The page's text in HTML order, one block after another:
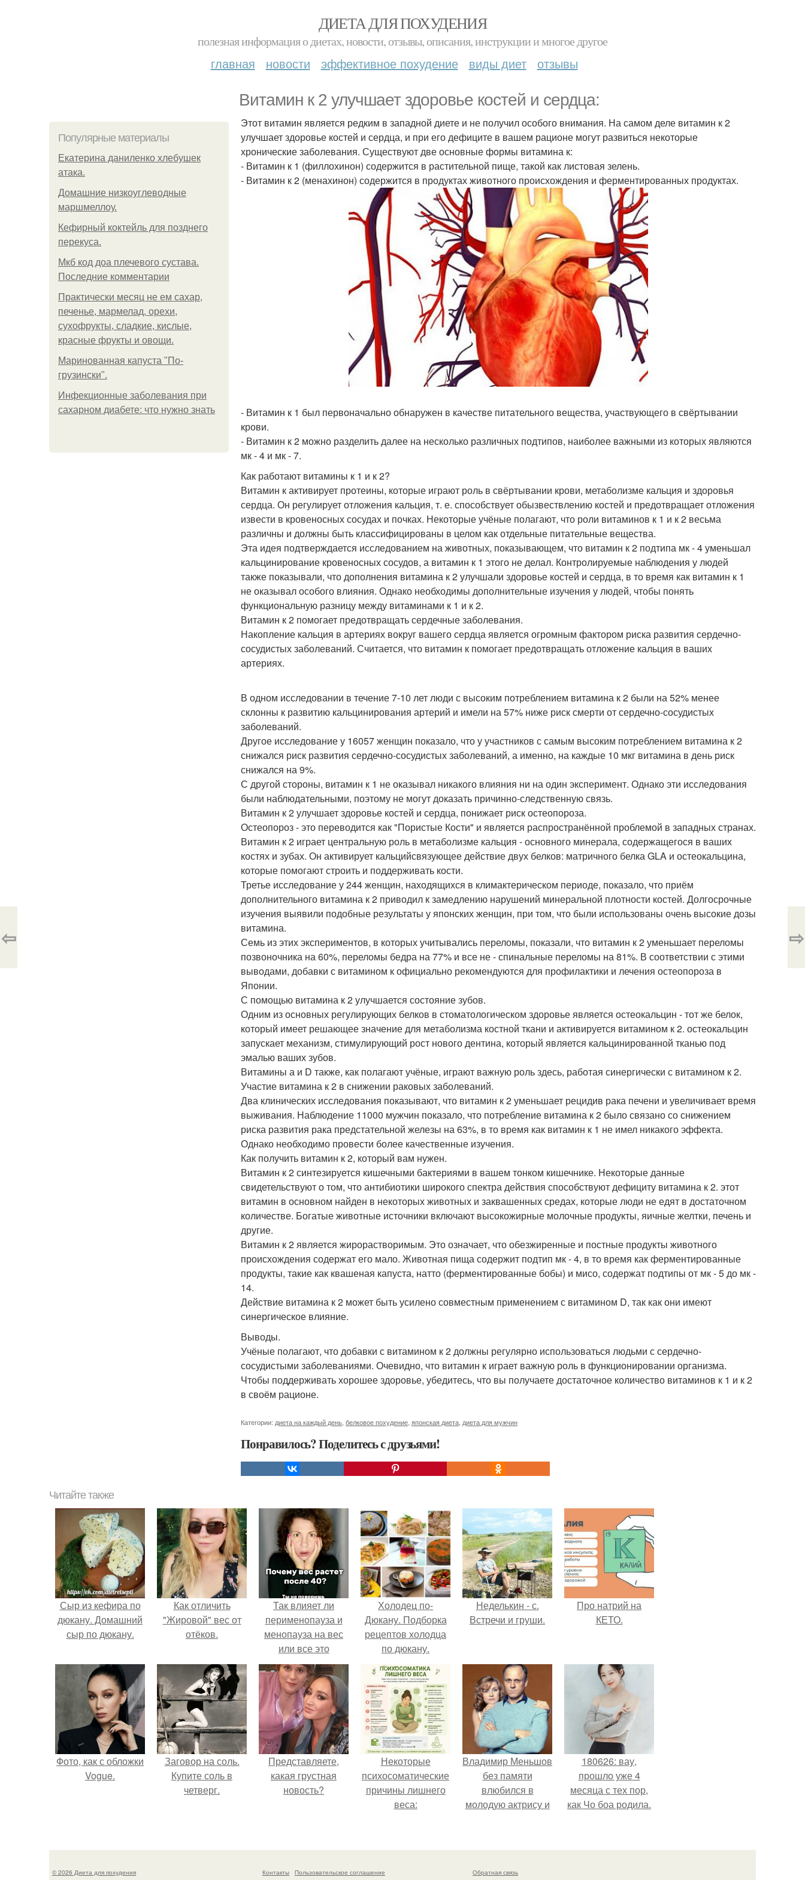
ДИЕТА ДЛЯ ПОХУДЕНИЯ
полезная информация о диетах, новости, отзывы, описания, инструкции и многое другое
главная новости эффективное похудение виды диет отзывы
Витамин к 2 улучшает здоровье костей и сердца:
Популярные материалы
Екатерина даниленко хлебушек
атака.
Домашние низкоуглеводные
маршмеллоу.
Кефирный коктейль для позднего
перекуса.
Мкб код доа плечевого сустава.
Последние комментарии
Практически месяц не ем сахар,
печенье, мармелад, орехи,
сухофрукты, сладкие, кислые,
красные фрукты и овощи.
Маринованная капуста "По-
грузински".
Инфекционные заболевания при
сахарном диабете: что нужно знать
Этот витамин является редким в западной диете и не получил особого внимания. На самом деле витамин к 2
улучшает здоровье костей и сердца, и при его дефиците в вашем рационе могут развиться некоторые
хронические заболевания. Существуют две основные формы витамина к:
- Витамин к 1 (филлохинон) содержится в растительной пище, такой как листовая зелень.
- Витамин к 2 (менахинон) содержится в продуктах животного происхождения и ферментированных продуктах.
- Витамин к 1 был первоначально обнаружен в качестве питательного вещества, участвующего в свёртывании
крови.
- Витамин к 2 можно разделить далее на несколько различных подтипов, наиболее важными из которых являются
мк - 4 и мк - 7.
Как работают витамины к 1 и к 2?
Витамин к активирует протеины, которые играют роль в свёртывании крови, метаболизме кальция и здоровья
сердца. Он регулирует отложения кальция, т. е. способствует обызвествлению костей и предотвращает отложения
извести в кровеносных сосудах и почках. Некоторые учёные полагают, что роли витаминов к 1 и к 2 весьма
различны и должны быть классифицированы в целом как отдельные питательные вещества.
Эта идея подтверждается исследованием на животных, показывающем, что витамин к 2 подтипа мк - 4 уменьшал
кальцинирование кровеносных сосудов, а витамин к 1 этого не делал. Контролируемые наблюдения у людей
также показывали, что дополнения витамина к 2 улучшали здоровье костей и сердца, в то время как витамин к 1
не оказывал особого влияния. Однако необходимы дополнительные изучения у людей, чтобы понять
функциональную разницу между витаминами к 1 и к 2.
Витамин к 2 помогает предотвращать сердечные заболевания.
Накопление кальция в артериях вокруг вашего сердца является огромным фактором риска развития сердечно-
сосудистых заболеваний. Считается, что витамин к помогает предотвращать отложение кальция в ваших
артериях.
В одном исследовании в течение 7-10 лет люди с высоким потреблением витамина к 2 были на 52% менее
склонны к развитию кальцинирования артерий и имели на 57% ниже риск смерти от сердечно-сосудистых
заболеваний.
Другое исследование у 16057 женщин показало, что у участников с самым высоким потреблением витамина к 2
снижался риск развития сердечно-сосудистых заболеваний, а именно, на каждые 10 мкг витамина в день риск
снижался на 9%.
С другой стороны, витамин к 1 не оказывал никакого влияния ни на один эксперимент. Однако эти исследования
были наблюдательными, поэтому не могут доказать причинно-следственную связь.
Витамин к 2 улучшает здоровье костей и сердца, понижает риск остеопороза.
Остеопороз - это переводится как "Пористые Кости" и является распространённой проблемой в западных странах.
Витамин к 2 играет центральную роль в метаболизме кальция - основного минерала, содержащегося в ваших
костях и зубах. Он активирует кальцийсвязующее действие двух белков: матричного белка GLA и остеокальцина,
которые помогают строить и поддерживать кости.
Третье исследование у 244 женщин, находящихся в климактерическом периоде, показало, что приём
дополнительного витамина к 2 приводил к замедлению нарушений минеральной плотности костей. Долгосрочные
изучения выявили подобные результаты у японских женщин, при том, что были использованы очень высокие дозы
витамина.
Семь из этих экспериментов, в которых учитывались переломы, показали, что витамин к 2 уменьшает переломы
позвоночника на 60%, переломы бедра на 77% и все не - спинальные переломы на 81%. В соответствии с этими
выводами, добавки с витамином к официально рекомендуются для профилактики и лечения остеопороза в
Японии.
С помощью витамина к 2 улучшается состояние зубов.
Одним из основных регулирующих белков в стоматологическом здоровье является остеокальцин - тот же белок,
который имеет решающее значение для метаболизма костной ткани и активируется витамином к 2. остеокальцин
запускает механизм, стимулирующий рост нового дентина, который является кальцинированной тканью под
эмалью ваших зубов.
Витамины а и D также, как полагают учёные, играют важную роль здесь, работая синергически с витамином к 2.
Участие витамина к 2 в снижении раковых заболеваний.
Два клинических исследования показывают, что витамин к 2 уменьшает рецидив рака печени и увеличивает время
выживания. Наблюдение 11000 мужчин показало, что потребление витамина к 2 было связано со снижением
риска развития рака предстательной железы на 63%, в то время как витамин к 1 не имел никакого эффекта.
Однако необходимо провести более качественные изучения.
Как получить витамин к 2, который вам нужен.
Витамин к 2 синтезируется кишечными бактериями в вашем тонком кишечнике. Некоторые данные
свидетельствуют о том, что антибиотики широкого спектра действия способствуют дефициту витамина к 2. этот
витамин в основном найден в некоторых животных и заквашенных средах, которые люди не едят в достаточном
количестве. Богатые животные источники включают высокожирные молочные продукты, яичные желтки, печень и
другие.
Витамин к 2 является жирорастворимым. Это означает, что обезжиренные и постные продукты животного
происхождения содержат его мало. Животная пища содержит подтип мк - 4, в то время как ферментированные
продукты, такие как квашеная капуста, натто (ферментированные бобы) и мисо, содержат подтипы от мк - 5 до мк -
14.
Действие витамина к 2 может быть усилено совместным применением с витамином D, так как они имеют
синергическое влияние.
Выводы.
Учёные полагают, что добавки с витамином к 2 должны регулярно использоваться людьми с сердечно-
сосудистыми заболеваниями. Очевидно, что витамин к играет важную роль в функционировании организма.
Чтобы поддерживать хорошее здоровье, убедитесь, что вы получаете достаточное количество витаминов к 1 и к 2
в своём рационе.
Категории: диета на каждый день белковое похудение японская диета диета для мужчин
Понравилось? Поделитесь с друзьями!
⇦ ⇨
Читайте также
Сыр из кефира по
дюкану. Домашний
сыр по дюкану.
Как отличить
"Жировой" вес от
отёков.
Так влияет ли
перименопауза и
менопауза на вес
или все это
ерунда?
Холодец по-
Дюкану. Подборка
рецептов холодца
по дюкану.
Неделькин - с.
Встречи и груши.
Про натрий на
КЕТО.
Фото, как с обложки
Vogue.
Заговор на соль.
Купите соль в
четверг.
Представляете,
какая грустная
новость?
Некоторые
психосоматические
причины лишнего
веса:
Владимир Меньшов
без памяти
влюбился в
молодую актрису и
неё.
180626: вау,
прошло уже 4
месяца с тех пор,
как Чо боа родила.
© 2026 Диета для похудения Контакты Пользовательское соглашение Обратная связь